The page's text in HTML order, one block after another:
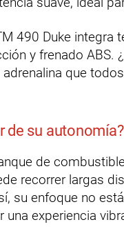
490 Duke integra
y frenado ABS.
adrenalina que
de su autonomía?
de
recorrer largas
su enfoque no
una experiencia